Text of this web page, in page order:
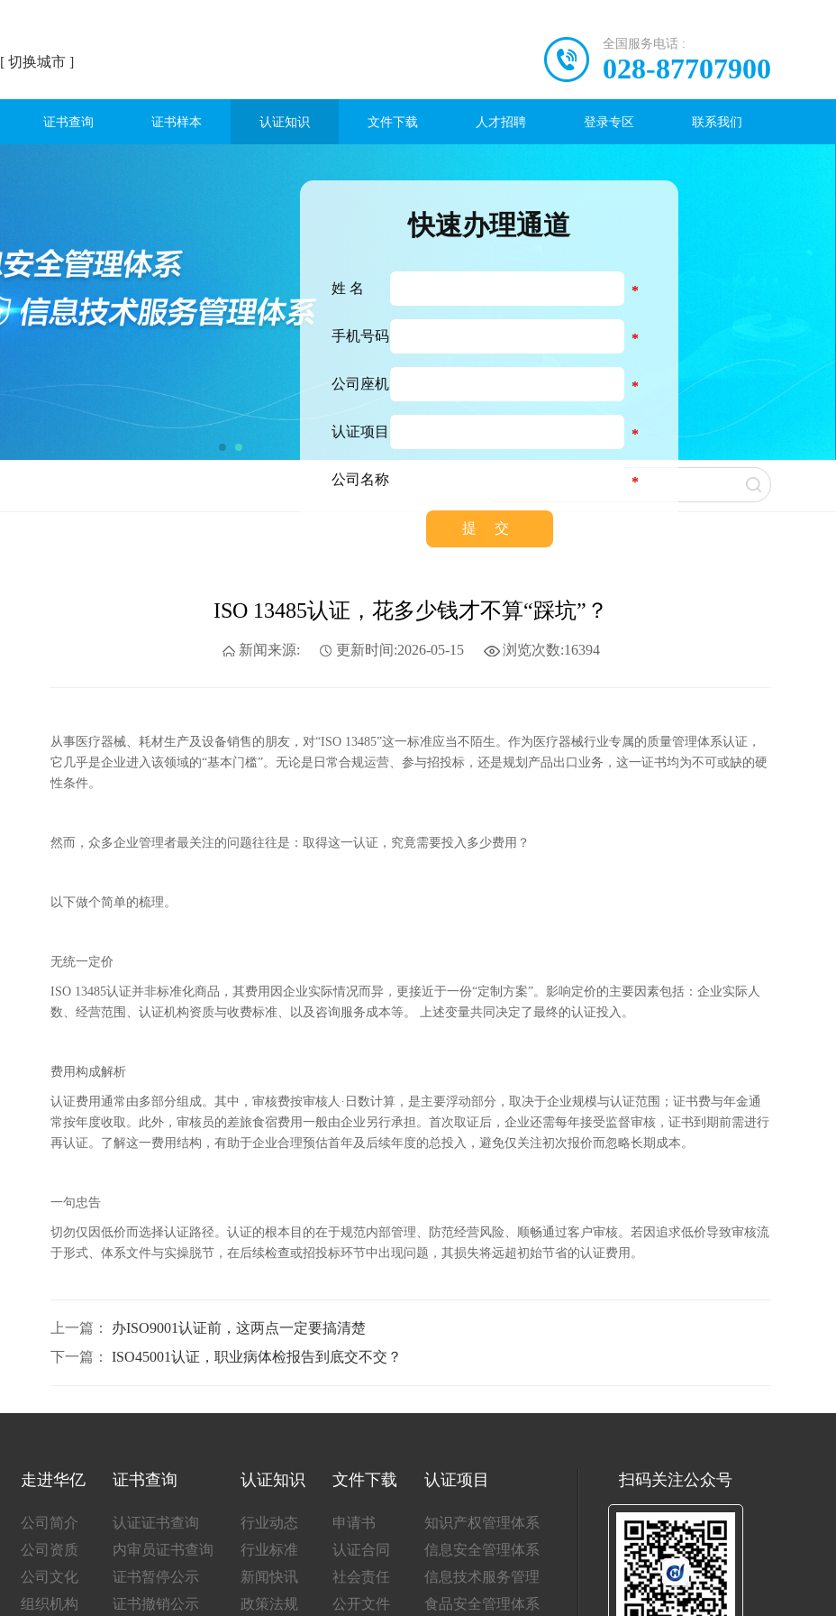
快速办理通道
姓 名 *
手机号码 *
公司座机 *
认证项目 *
公司名称 *
[ 切换城市 ]
全国服务电话 :
028-87707900
证书查询 证书样本 认证知识 文件下载 人才招聘 登录专区 联系我们
ISO 13485认证，花多少钱才不算“踩坑”？
新闻来源: 更新时间:2026-05-15 浏览次数:16394
从事医疗器械、耗材生产及设备销售的朋友，对“ISO 13485”这一标准应当不陌生。作为医疗器械行业专属的质量管理体系认证，
它几乎是企业进入该领域的“基本门槛”。无论是日常合规运营、参与招投标，还是规划产品出口业务，这一证书均为不可或缺的硬
性条件。
然而，众多企业管理者最关注的问题往往是：取得这一认证，究竟需要投入多少费用？
以下做个简单的梳理。
无统一定价
ISO 13485认证并非标准化商品，其费用因企业实际情况而异，更接近于一份“定制方案”。影响定价的主要因素包括：企业实际人
数、经营范围、认证机构资质与收费标准、以及咨询服务成本等。 上述变量共同决定了最终的认证投入。
费用构成解析
认证费用通常由多部分组成。其中，审核费按审核人·日数计算，是主要浮动部分，取决于企业规模与认证范围；证书费与年金通
常按年度收取。此外，审核员的差旅食宿费用一般由企业另行承担。首次取证后，企业还需每年接受监督审核，证书到期前需进行
再认证。了解这一费用结构，有助于企业合理预估首年及后续年度的总投入，避免仅关注初次报价而忽略长期成本。
一句忠告
切勿仅因低价而选择认证路径。认证的根本目的在于规范内部管理、防范经营风险、顺畅通过客户审核。若因追求低价导致审核流
于形式、体系文件与实操脱节，在后续检查或招投标环节中出现问题，其损失将远超初始节省的认证费用。
上一篇： 办ISO9001认证前，这两点一定要搞清楚
下一篇： ISO45001认证，职业病体检报告到底交不交？
走进华亿
公司简介
公司资质
公司文化
组织机构
证书查询
认证证书查询
内审员证书查询
证书暂停公示
证书撤销公示
认证知识
行业动态
行业标准
新闻快讯
政策法规
文件下载
申请书
认证合同
社会责任
公开文件
认证项目
知识产权管理体系
信息安全管理体系
信息技术服务管理
食品安全管理体系
扫码关注公众号